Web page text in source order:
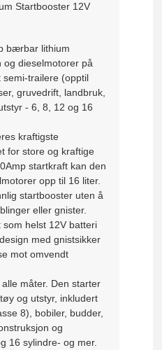
Startbooster 12V
bærbar lithium
og dieselmotorer på
semi-trailere (opptil
gruvedrift, landbruk,
- 6, 8, 12 og 16
kraftigste
for store og kraftige
startkraft kan den
opp til 16 liter.
startbooster uten å
eller gnister.
som helst 12V batteri
med gnistsikker
mot omvendt
måter. Den starter
og utstyr, inkludert
8), bobiler, budder,
og
16 sylindre- og mer.